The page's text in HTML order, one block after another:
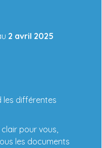
2 avril 2025
les différentes
pour vous,
les documents